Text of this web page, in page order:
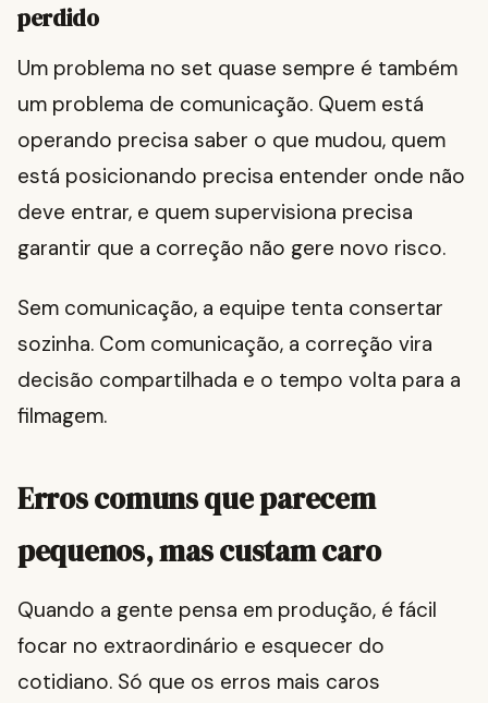
perdido
Um problema no set quase sempre é também
um problema de comunicação. Quem está
operando precisa saber o que mudou, quem
está posicionando precisa entender onde não
deve entrar, e quem supervisiona precisa
garantir que a correção não gere novo risco.
Sem comunicação, a equipe tenta consertar
sozinha. Com comunicação, a correção vira
decisão compartilhada e o tempo volta para a
filmagem.
Erros comuns que parecem
pequenos, mas custam caro
Quando a gente pensa em produção, é fácil
focar no extraordinário e esquecer do
cotidiano. Só que os erros mais caros